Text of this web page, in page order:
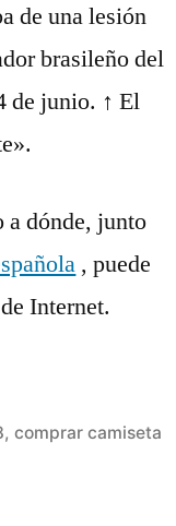
de una lesión
brasileño del
de junio. ↑ El
a dónde, junto
, puede
Internet.
,comprar camiseta